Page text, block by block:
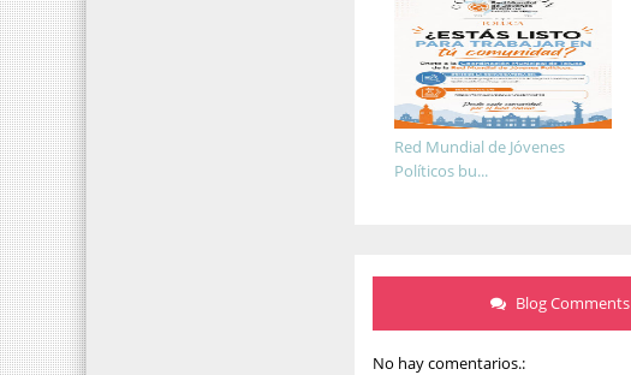
Red Mundial de Jóvenes
Políticos bu...
Blog Comments
No hay comentarios.: